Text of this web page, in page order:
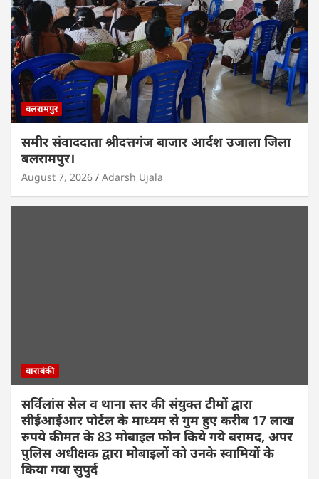
बलरामपुर
समीर संवाददाता श्रीदत्तगंज बाजार आर्दश उजाला जिला
बलरामपुर।
August 7, 2026 Adarsh Ujala
बाराबंकी
सर्विलांस सेल व थाना स्तर की संयुक्त टीमों द्वारा
सीईआईआर पोर्टल के माध्यम से गुम हुए करीब 17 लाख
रुपये कीमत के 83 मोबाइल फोन किये गये बरामद, अपर
पुलिस अधीक्षक द्वारा मोबाइलों को उनके स्वामियों के
किया गया सुपुर्द